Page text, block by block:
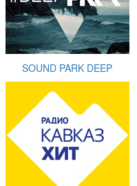
SOUND PARK DEEP